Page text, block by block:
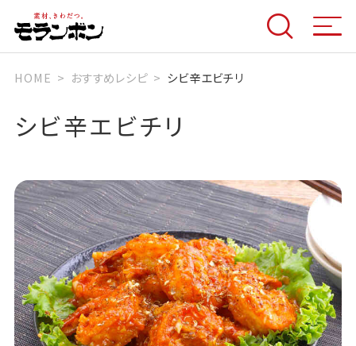
HOME おすすめレシピ シビ辛エビチリ
シビ辛エビチリ